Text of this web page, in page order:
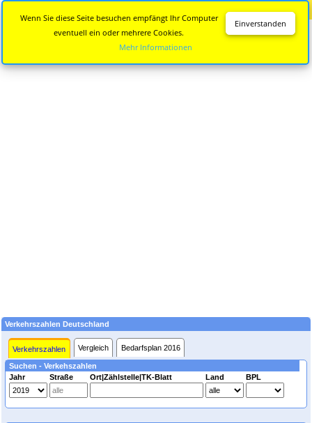
Verkehrszahlen Deutschland
Verkehrszahlen Vergleich Bedarfsplan 2016
Suchen - Verkehszahlen
Jahr
Straße Ort|Zählstelle|TK-Blatt Land BPL
Einverstanden
Wenn Sie diese Seite besuchen empfängt Ihr Computer
eventuell ein oder mehrere Cookies.
Mehr Informationen